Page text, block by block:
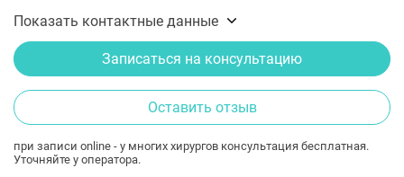
Показать контактные данные
Записаться на консультацию
Оставить отзыв
при записи online - у многих хирургов консультация бесплатная.
Уточняйте у оператора.